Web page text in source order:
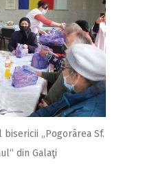
„Pogorârea Sf.
din Galaţi